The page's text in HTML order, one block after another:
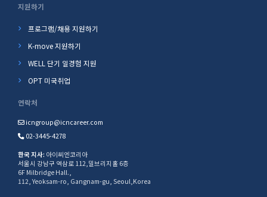
지원하기
프로그램/채용 지원하기
K-move 지원하기
WELL 단기 일경험 지원
OPT 미국취업
연락처
icngroup@icncareer.com
02-3445-4278
한국 지사: 아이씨엔코리아
서울시 강남구 역삼로 112,밀브리지홀 6층
6F Milbridge Hall.,
112, Yeoksam-ro, Gangnam-gu, Seoul,Korea